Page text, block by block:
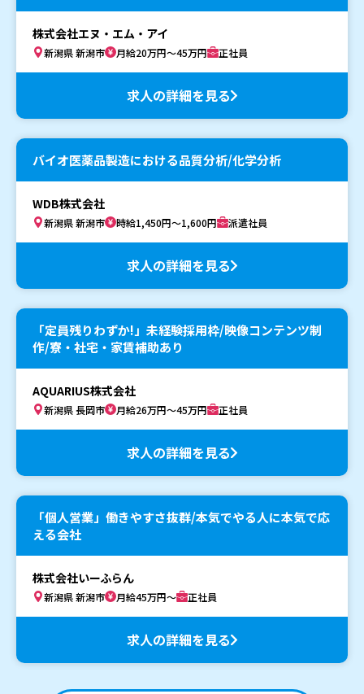
株式会社エヌ・エム・アイ
新潟県 新潟市 月給20万円～45万円 正社員
求人の詳細を見る
バイオ医薬品製造における品質分析/化学分析
WDB株式会社
新潟県 新潟市 時給1,450円～1,600円 派遣社員
求人の詳細を見る
「定員残りわずか!」未経験採用枠/映像コンテンツ制
作/寮・社宅・家賃補助あり
AQUARIUS株式会社
新潟県 長岡市 月給26万円～45万円 正社員
求人の詳細を見る
「個人営業」働きやすさ抜群/本気でやる人に本気で応
える会社
株式会社いーふらん
新潟県 新潟市 月給45万円～ 正社員
求人の詳細を見る